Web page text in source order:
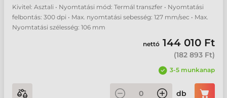
Kivitel: Asztali • Nyomtatási mód: Termál transzfer • Nyomtatási
felbontás: 300 dpi • Max. nyomtatási sebesség: 127 mm/sec • Max.
Nyomtatási szélesség: 106 mm
nettó 144 010 Ft
(182 893 Ft)
3-5 munkanap
db